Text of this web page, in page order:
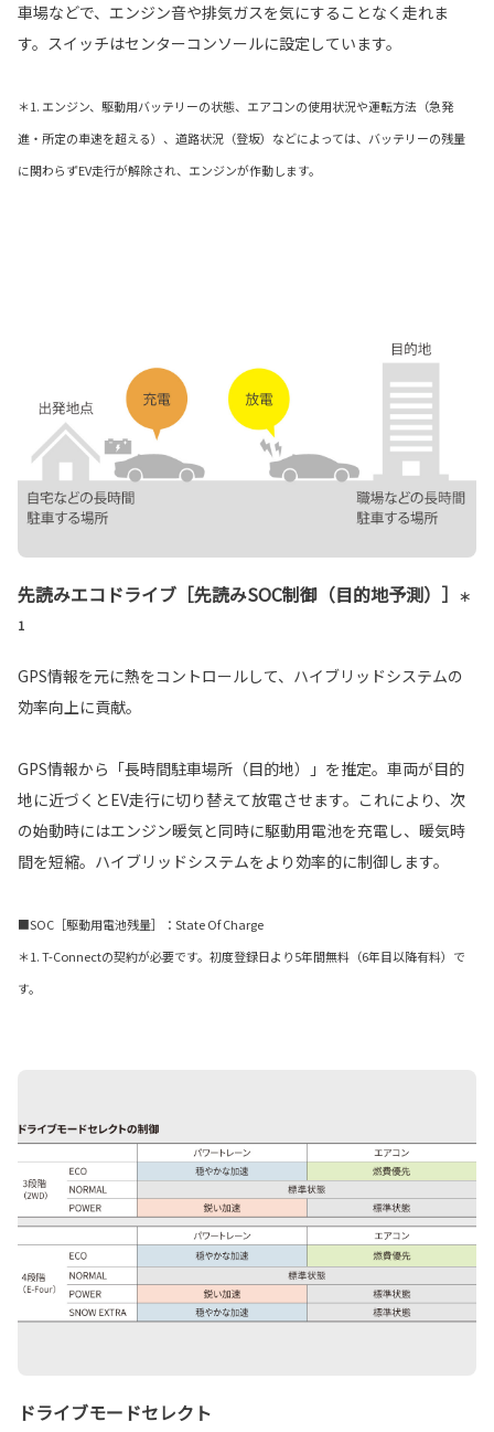
車場などで、エンジン音や排気ガスを気にすることなく走れま
す。スイッチはセンターコンソールに設定しています。
＊1. エンジン、駆動用バッテリーの状態、エアコンの使用状況や運転方法（急発
進・所定の車速を超える）、道路状況（登坂）などによっては、バッテリーの残量
に関わらずEV走行が解除され、エンジンが作動します。
先読みエコドライブ［先読みSOC制御（目的地予測）］
＊
1
GPS情報を元に熱をコントロールして、ハイブリッドシステムの
効率向上に貢献。
GPS情報から「長時間駐車場所（目的地）」を推定。車両が目的
地に近づくとEV走行に切り替えて放電させます。これにより、次
の始動時にはエンジン暖気と同時に駆動用電池を充電し、暖気時
間を短縮。ハイブリッドシステムをより効率的に制御します。
■SOC［駆動用電池残量］：State Of Charge
＊1. T-Connectの契約が必要です。初度登録日より5年間無料（6年目以降有料）で
す。
ドライブモードセレクト